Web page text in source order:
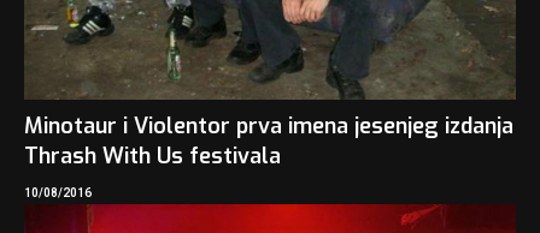
Minotaur i Violentor prva imena jesenjeg izdanja
Thrash With Us festivala
10/08/2016